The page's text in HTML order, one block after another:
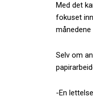
Med det
fokuset
Selv om
-En